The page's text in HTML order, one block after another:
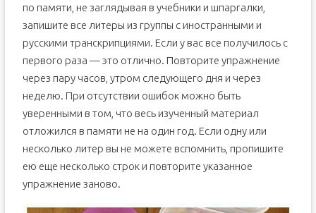
по памяти, не заглядывая в учебники и шпаргалки,
запишите все литеры из группы с иностранными и
русскими транскрипциями. Если у вас все получилось с
первого раза — это отлично. Повторите упражнение
через пару часов, утром следующего дня и через
неделю. При отсутствии ошибок можно быть
уверенными в том, что весь изученный материал
отложился в памяти не на один год. Если одну или
несколько литер вы не можете вспомнить, пропишите
ею еще несколько строк и повторите указанное
упражнение заново.